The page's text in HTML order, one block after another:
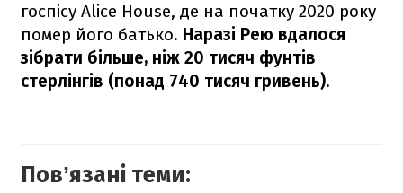
госпісу Alice House, де на початку 2020 року
помер його батько. Наразі Рею вдалося
зібрати більше, ніж 20 тисяч фунтів
стерлінгів (понад 740 тисяч гривень).
Повʼязані теми: